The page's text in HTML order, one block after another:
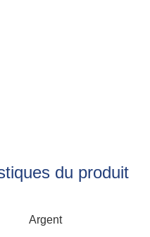
du produit
Argent